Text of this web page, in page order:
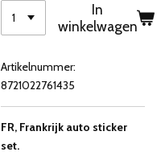
In
winkelwagen
Artikelnummer:
8721022761435
FR, Frankrijk auto sticker
set.